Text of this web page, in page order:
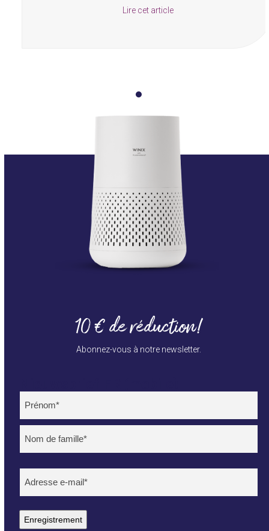
Lire cet article
10 € de réduction!
Abonnez-vous à notre newsletter.
mailadres(Nécessaire)
Enregistrement